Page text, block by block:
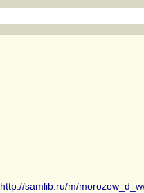
http://samlib.ru/m/